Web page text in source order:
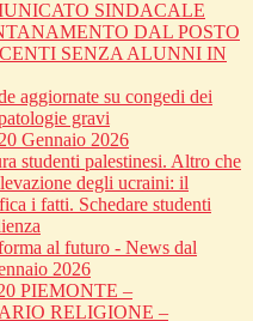
SINDACALE
DAL POSTO
SENZA ALUNNI IN
aggiornate su congedi dei
gravi
Gennaio 2026
studenti palestinesi. Altro che
degli ucraini: il
i fatti. Schedare studenti
al futuro - News dal
2026
PIEMONTE –
RELIGIONE –